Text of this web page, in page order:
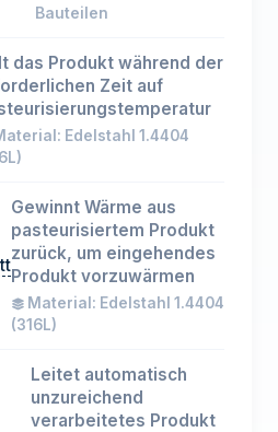
Bauteilen
das Produkt während der
Zeit auf
Edelstahl 1.4404
Gewinnt Wärme aus
pasteurisiertem Produkt
zurück, um eingehendes
Produkt vorzuwärmen
Material: Edelstahl 1.4404
(316L)
Leitet automatisch
unzureichend
verarbeitetes Produkt